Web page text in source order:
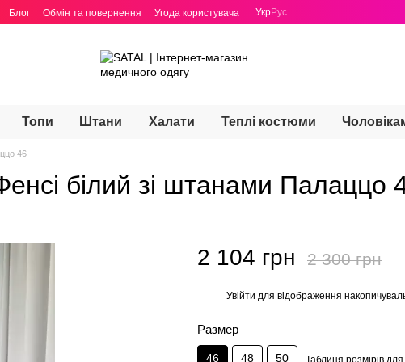
Блог Обмін та повернення Угода користувача УкрРус
Топи Штани Халати Теплі костюми
46
білий зі штанами Палаццо
2 104 грн 2 300 грн
Увійти для відображення
Размер
46 48 50 Таблиця розмірів